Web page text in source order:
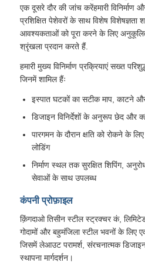
एक दूसरे दौर की जांच करेंहमारी विनिर्माण
प्रशिक्षित पेशेवरों के साथ विशेष विशेषज्ञता
आवश्यकताओं को पूरा करने के लिए अनुकूलित
श्रृंखला प्रदान करते हैं.
हमारी मुख्य विनिर्माण प्रक्रियाएं सख्त
जिनमें शामिल हैंः
इस्पात घटकों का सटीक माप, काटने
डिजाइन विनिर्देशों के अनुरूप छेद और
पारगमन के दौरान क्षति को रोकने के
लोडिंग
निर्माण स्थल तक सुरक्षित शिपिंग,
सेवाओं के साथ उपलब्ध
कंपनी प्रोफ़ाइल
क़िंगदाओ तिसीन स्टील स्ट्रक्चर कं,
गोदामों और बहुमंजिला स्टील भवनों के लिए
जिसमें लेआउट परामर्श, संरचनात्मक
स्थापना मार्गदर्शन।